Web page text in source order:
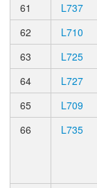
61 L737
62
L710
63
L725
64
L727
65
L709
66
L735